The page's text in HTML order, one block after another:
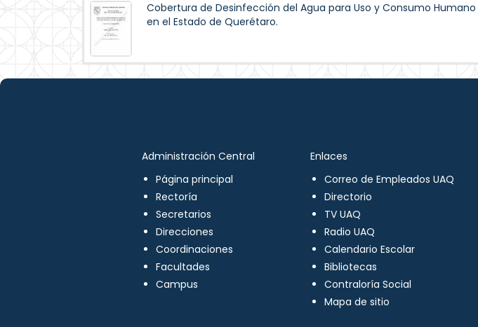
Cobertura de Desinfección del Agua para Uso y Consumo Humano
en el Estado de Querétaro.
Administración Central
Página principal
Rectoría
Secretarios
Direcciones
Coordinaciones
Facultades
Campus
Enlaces
Correo de Empleados UAQ
Directorio
TV UAQ
Radio UAQ
Calendario Escolar
Bibliotecas
Contraloría Social
Mapa de sitio